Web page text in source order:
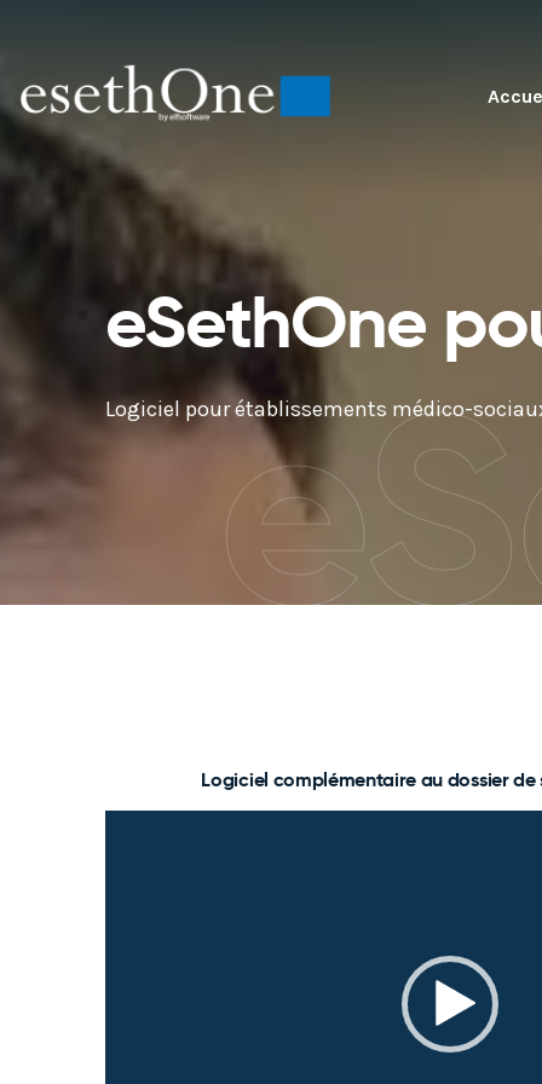
eSethOne
Logiciel pour établissements médico-
Logiciel complémentaire au dossier de